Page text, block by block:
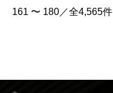
161 〜 180／全4,565件